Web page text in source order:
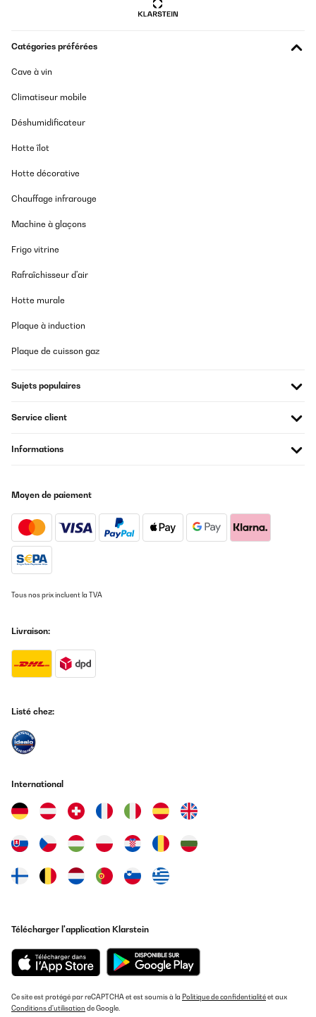
Catégories préférées
Cave à vin
Climatiseur mobile
Déshumidificateur
Hotte îlot
Hotte décorative
Chauffage infrarouge
Machine à glaçons
Frigo vitrine
Rafraîchisseur d'air
Hotte murale
Plaque à induction
Plaque de cuisson gaz
Sujets populaires
Service client
Informations
Moyen de paiement
Tous nos prix incluent la TVA
Livraison:
Listé chez:
International
Télécharger l'application Klarstein
Ce site est protégé par reCAPTCHA et est soumis à la Politique de confidentialitéet aux
Conditions d'utilisation de Google.